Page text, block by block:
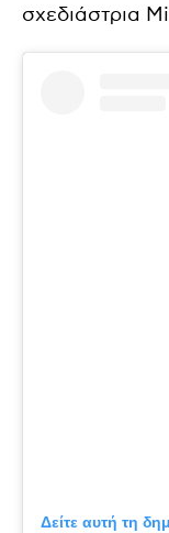
σχεδιάστρια
Δείτε αυτή τη